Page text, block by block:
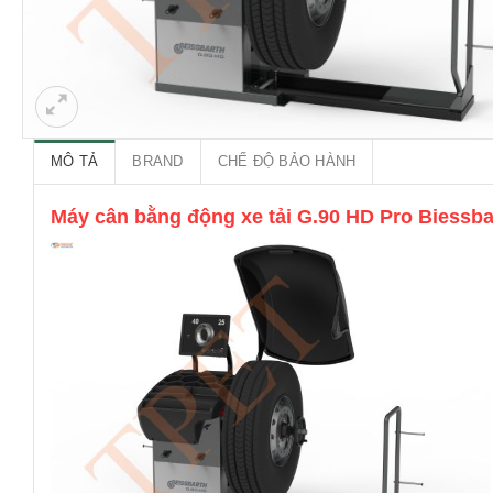
MÔ TẢ BRAND CHẾ ĐỘ BẢO HÀNH
Máy cân bằng động xe tải G.90 HD Pro